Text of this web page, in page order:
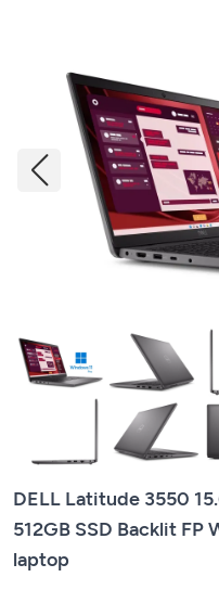
DELL Latitude 3550
512GB SSD Backlit FP
laptop